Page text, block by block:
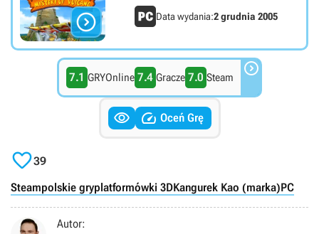
 Data wydania:2 grudnia 2005
7.1 GRYOnline 7.4 Gracze 7.0 Steam 
  Oceń Grę
39
Steampolskie gryplatformówki 3DKangurek Kao (marka)PC
Autor: